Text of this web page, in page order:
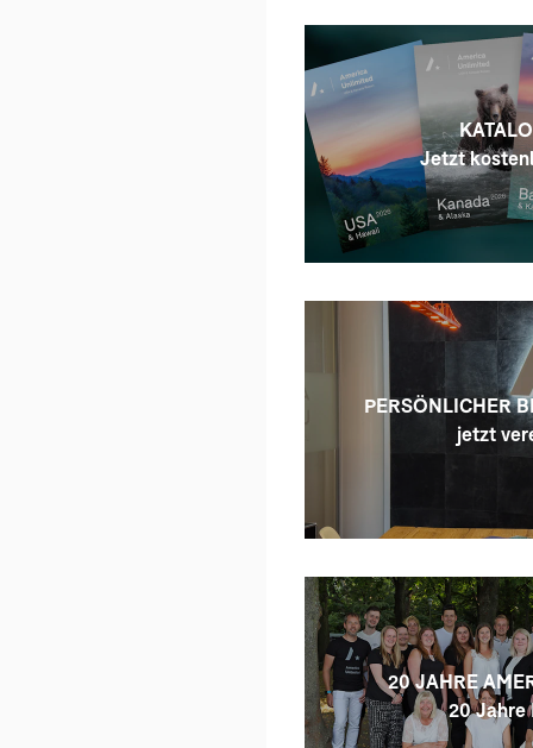
Jetzt
PERSÖNLICHER
jetzt
20 JAHRE
20 Jahre